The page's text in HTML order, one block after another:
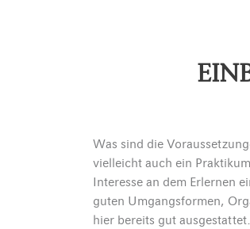
Was sind die
vielleicht auch ein
Interesse an dem Erlernen
guten Umgangsformen,
hier bereits gut ausgestattet.